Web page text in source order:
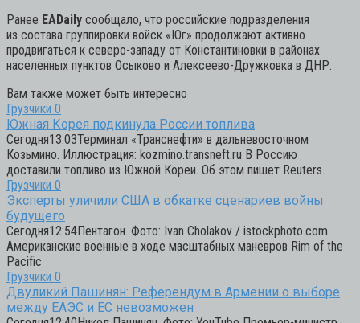
Ранее EADaily сообщало, что российские подразделения
из состава группировки войск «Юг» продолжают активно
продвигаться к северо-западу от Константиновки в районах
населенных пунктов Осыково и Алексеево-Дружковка в ДНР.
Вам также может быть интересно
Грузчики 0
Южная Корея подкинула России топлива
Сегодня13:03Терминал «Транснефти» в дальневосточном
Козьмино. Иллюстрация: kozmino.transneft.ru В Россию
доставили топливо из Южной Кореи. Об этом пишет Reuters.
Грузчики 0
Эксперты уличили США в обкатке сценариев войны
будущего
Сегодня12:54Пентагон. Фото: Ivan Cholakov / istockphoto.com
Американские военные в ходе масштабных маневров Rim of the
Pacific
Грузчики 0
Двуликий Пашинян: Референдум в Армении о выборе
между ЕАЭС и ЕС невозможен